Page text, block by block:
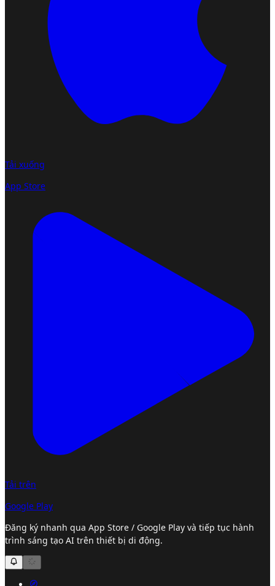
Tải xuống
App Store
Tải trên
Google Play
Đăng ký nhanh qua App Store / Google Play và tiếp tục hành
trình sáng tạo AI trên thiết bị di động.